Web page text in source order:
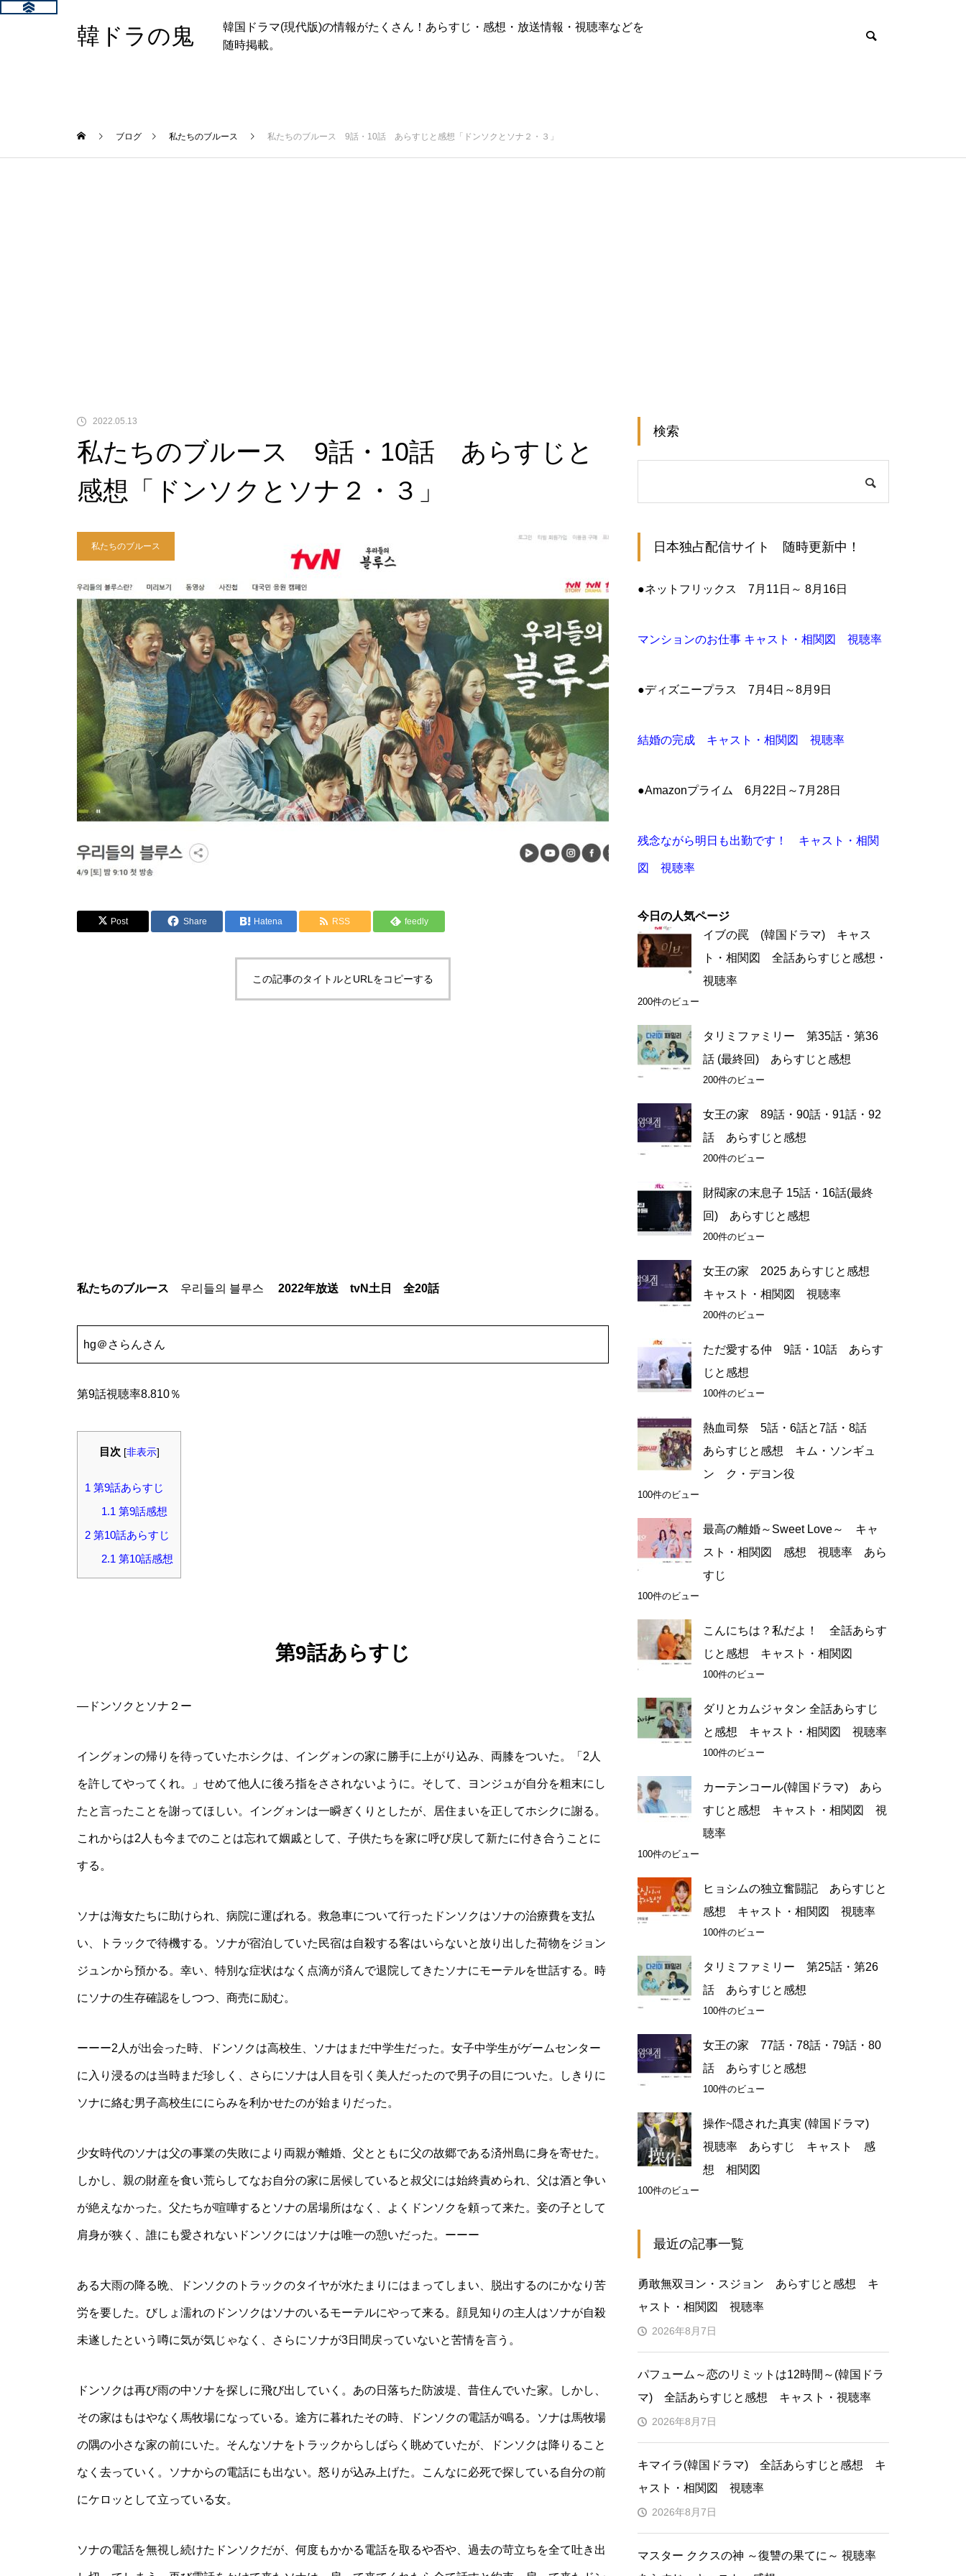
韓ドラの鬼
韓国ドラマ(現代版)の情報がたくさん！あらすじ・感想・放送情報・視聴率などを
随時掲載。
ブログ 私たちのブルース 私たちのブルース 9話・10話 あらすじと感想「ドンソクとソナ２・３」
2022.05.13
私たちのブルース 9話・10話 あらすじと
感想「ドンソクとソナ２・３」
私たちのブルース
Post Share Hatena RSS feedly
この記事のタイトルとURLをコピーする
私たちのブルース 우리들의 블루스 2022年放送 tvN土日 全20話
hg＠さらんさん
第9話視聴率8.810％
目次 [非表示]
1 第9話あらすじ
1.1 第9話感想
2 第10話あらすじ
2.1 第10話感想
第9話あらすじ
―ドンソクとソナ２ー
イングォンの帰りを待っていたホシクは、イングォンの家に勝手に上がり込み、両膝をついた。「2人
を許してやってくれ。」せめて他人に後ろ指をさされないように。そして、ヨンジュが自分を粗末にし
たと言ったことを謝ってほしい。イングォンは一瞬ぎくりとしたが、居住まいを正してホシクに謝る。
これからは2人も今までのことは忘れて姻戚として、子供たちを家に呼び戻して新たに付き合うことに
する。
ソナは海女たちに助けられ、病院に運ばれる。救急車について行ったドンソクはソナの治療費を支払
い、トラックで待機する。ソナが宿泊していた民宿は自殺する客はいらないと放り出した荷物をジョン
ジュンから預かる。幸い、特別な症状はなく点滴が済んで退院してきたソナにモーテルを世話する。時
にソナの生存確認をしつつ、商売に励む。
ーーー2人が出会った時、ドンソクは高校生、ソナはまだ中学生だった。女子中学生がゲームセンター
に入り浸るのは当時まだ珍しく、さらにソナは人目を引く美人だったので男子の目についた。しきりに
ソナに絡む男子高校生ににらみを利かせたのが始まりだった。
少女時代のソナは父の事業の失敗により両親が離婚、父とともに父の故郷である済州島に身を寄せた。
しかし、親の財産を食い荒らしてなお自分の家に居候していると叔父には始終責められ、父は酒と争い
が絶えなかった。父たちが喧嘩するとソナの居場所はなく、よくドンソクを頼って来た。妾の子として
肩身が狭く、誰にも愛されないドンソクにはソナは唯一の憩いだった。ーーー
ある大雨の降る晩、ドンソクのトラックのタイヤが水たまりにはまってしまい、脱出するのにかなり苦
労を要した。びしょ濡れのドンソクはソナのいるモーテルにやって来る。顔見知りの主人はソナが自殺
未遂したという噂に気が気じゃなく、さらにソナが3日間戻っていないと苦情を言う。
ドンソクは再び雨の中ソナを探しに飛び出していく。あの日落ちた防波堤、昔住んでいた家。しかし、
その家はもはやなく馬牧場になっている。途方に暮れたその時、ドンソクの電話が鳴る。ソナは馬牧場
の隅の小さな家の前にいた。そんなソナをトラックからしばらく眺めていたが、ドンソクは降りること
なく去っていく。ソナからの電話にも出ない。怒りが込み上げた。こんなに必死で探している自分の前
にケロッとして立っている女。
ソナの電話を無視し続けたドンソクだが、何度もかかる電話を取るや否や、過去の苛立ちを全て吐き出
検索
日本独占配信サイト 随時更新中！
●ネットフリックス 7月11日～ 8月16日
マンションのお仕事 キャスト・相関図 視聴率
●ディズニープラス 7月4日～8月9日
結婚の完成 キャスト・相関図 視聴率
●Amazonプライム 6月22日～7月28日
残念ながら明日も出勤です！ キャスト・相関
図 視聴率
今日の人気ページ
イブの罠 (韓国ドラマ) キャス
ト・相関図 全話あらすじと感想・
視聴率
200件のビュー
タリミファミリー 第35話・第36
話 (最終回) あらすじと感想
200件のビュー
女王の家 89話・90話・91話・92
話 あらすじと感想
200件のビュー
財閥家の末息子 15話・16話(最終
回) あらすじと感想
200件のビュー
女王の家 2025 あらすじと感想
キャスト・相関図 視聴率
200件のビュー
ただ愛する仲 9話・10話 あらす
じと感想
100件のビュー
熱血司祭 5話・6話と7話・8話
あらすじと感想 キム・ソンギュ
ン ク・デヨン役
100件のビュー
最高の離婚～Sweet Love～ キャ
スト・相関図 感想 視聴率 あら
すじ
100件のビュー
こんにちは？私だよ！ 全話あらす
じと感想 キャスト・相関図
100件のビュー
ダリとカムジャタン 全話あらすじ
と感想 キャスト・相関図 視聴率
100件のビュー
カーテンコール(韓国ドラマ) あら
すじと感想 キャスト・相関図 視
聴率
100件のビュー
ヒョシムの独立奮闘記 あらすじと
感想 キャスト・相関図 視聴率
100件のビュー
タリミファミリー 第25話・第26
話 あらすじと感想
100件のビュー
女王の家 77話・78話・79話・80
話 あらすじと感想
100件のビュー
操作~隠された真実 (韓国ドラマ)
視聴率 あらすじ キャスト 感
想 相関図
100件のビュー
最近の記事一覧
勇敢無双ヨン・スジョン あらすじと感想 キ
ャスト・相関図 視聴率
2026年8月7日
パフューム～恋のリミットは12時間～(韓国ドラ
マ) 全話あらすじと感想 キャスト・視聴率
2026年8月7日
キマイラ(韓国ドラマ) 全話あらすじと感想 キ
ャスト・相関図 視聴率
2026年8月7日
マスター ククスの神 ～復讐の果てに～ 視聴率